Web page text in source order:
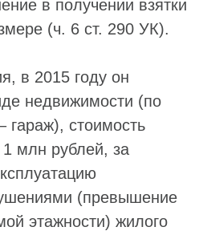
в получении взятки
(ч. 6 ст. 290 УК).
в 2015 году он
недвижимости (по
гараж), стоимость
1 млн рублей, за
(превышение
этажности) жилого